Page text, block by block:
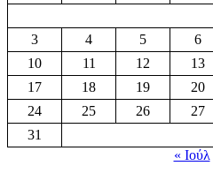
3
4 5 6
10
11 12 13
17
18 19 20
24
25 26 27
31
« Ιούλ